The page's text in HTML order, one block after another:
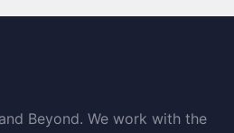
Beyond. We work with the